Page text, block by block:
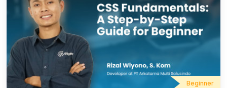
Beginner